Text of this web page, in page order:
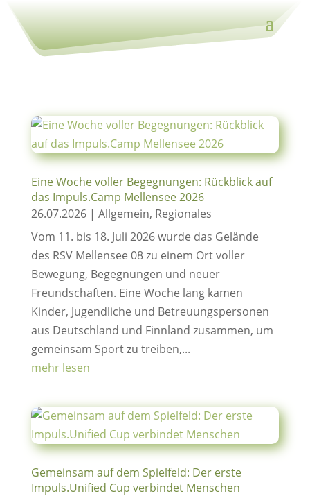
Eine Woche voller Begegnungen: Rückblick auf
das Impuls.Camp Mellensee 2026
26.07.2026| Allgemein, Regionales
Vom 11. bis 18. Juli 2026 wurde das Gelände
des RSV Mellensee 08 zu einem Ort voller
Bewegung, Begegnungen und neuer
Freundschaften. Eine Woche lang kamen
Kinder, Jugendliche und Betreuungspersonen
aus Deutschland und Finnland zusammen, um
gemeinsam Sport zu treiben,...
mehr lesen
Gemeinsam auf dem Spielfeld: Der erste
Impuls.Unified Cup verbindet Menschen